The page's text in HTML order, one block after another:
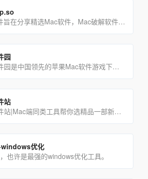
Mac软件旨在分享精选Mac软件，Mac破解软件、Mac游戏和高清壁纸免费下载。
园
苹果软件园是中国领先的苹果Mac软件游戏下载网站，是国内苹果行业的第一品牌，被众多业内人士认为是中国最具发展潜[…]
站
大白软件站|Mac端同类工具帮你选精品一部新Mac的第一站
优化
也许是最强的windows优化工具。